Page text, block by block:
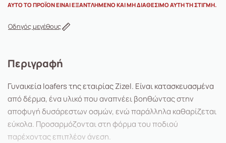
ΑΥΤΌ ΤΟ ΠΡΟΪΌΝ ΕΊΝΑΙ ΕΞΑΝΤΛΗΜΈΝΟ ΚΑΙ ΜΗ ΔΙΑΘΈΣΙΜΟ ΑΥΤΉ ΤΗ ΣΤΙΓΜΉ.
Οδηγός μεγέθους
Περιγραφή
Γυναικεία loafers της εταιρίας Zizel. Είναι κατασκευασμένα
από δέρμα, ένα υλικό που αναπνέει βοηθώντας στην
αποφυγή δυσάρεστων οσμών, ενώ παράλληλα καθαρίζεται
εύκολα. Προσαρμόζονται στη φόρμα του ποδιού
παρέχοντας επιπλέον άνεση.